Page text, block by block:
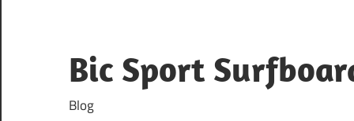
content
Bic Sport
Blog